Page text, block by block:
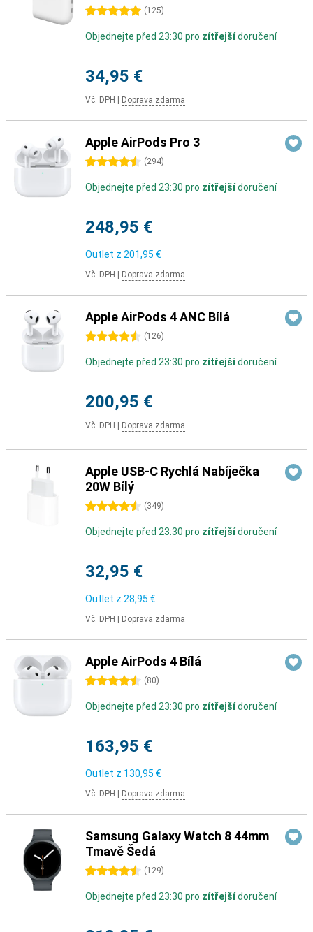
5 hvězdičky (125)
Objednejte před 23:30 pro zítřejšídoručení
34,95 €
Vč. DPH Doprava zdarma
Apple AirPods Pro 3
4.5 hvězdičky(294)
Objednejte před 23:30 pro zítřejšídoručení
248,95 €
Outlet z 201,95 €
Vč. DPH Doprava zdarma
Apple AirPods 4 ANC Bílá
4.5 hvězdičky(126)
Objednejte před 23:30 pro zítřejšídoručení
200,95 €
Vč. DPH Doprava zdarma
Apple USB-C Rychlá Nabíječka
20W Bílý
4.5 hvězdičky(349)
Objednejte před 23:30 pro zítřejšídoručení
32,95 €
Outlet z 28,95 €
Vč. DPH Doprava zdarma
Apple AirPods 4 Bílá
4.5 hvězdičky(80)
Objednejte před 23:30 pro zítřejšídoručení
163,95 €
Outlet z 130,95 €
Vč. DPH Doprava zdarma
Samsung Galaxy Watch 8 44mm
Tmavě Šedá
4.5 hvězdičky(129)
Objednejte před 23:30 pro zítřejšídoručení